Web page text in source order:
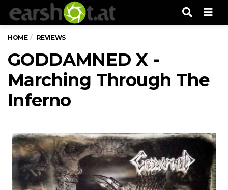
HOME REVIEWS
GODDAMNED X -
Marching Through The
Inferno